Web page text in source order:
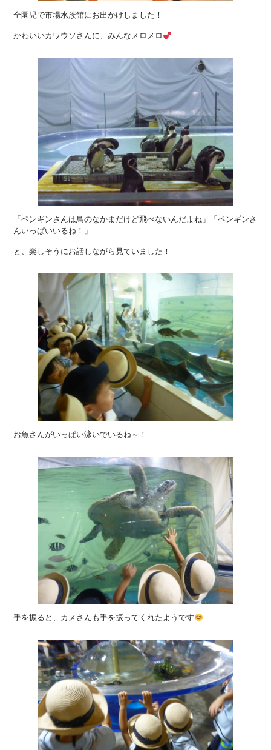
全園児で市場水族館にお出かけしました！
かわいいカワウソさんに、みんなメロメロ
「ペンギンさんは鳥のなかまだけど飛べないんだよね」「ペンギンさ
んいっぱいいるね！」
と、楽しそうにお話しながら見ていました！
お魚さんがいっぱい泳いでいるね～！
手を振ると、カメさんも手を振ってくれたようです